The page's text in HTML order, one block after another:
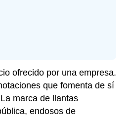
ofrecido por una empresa.
que fomenta de sí
marca de llantas
endosos de